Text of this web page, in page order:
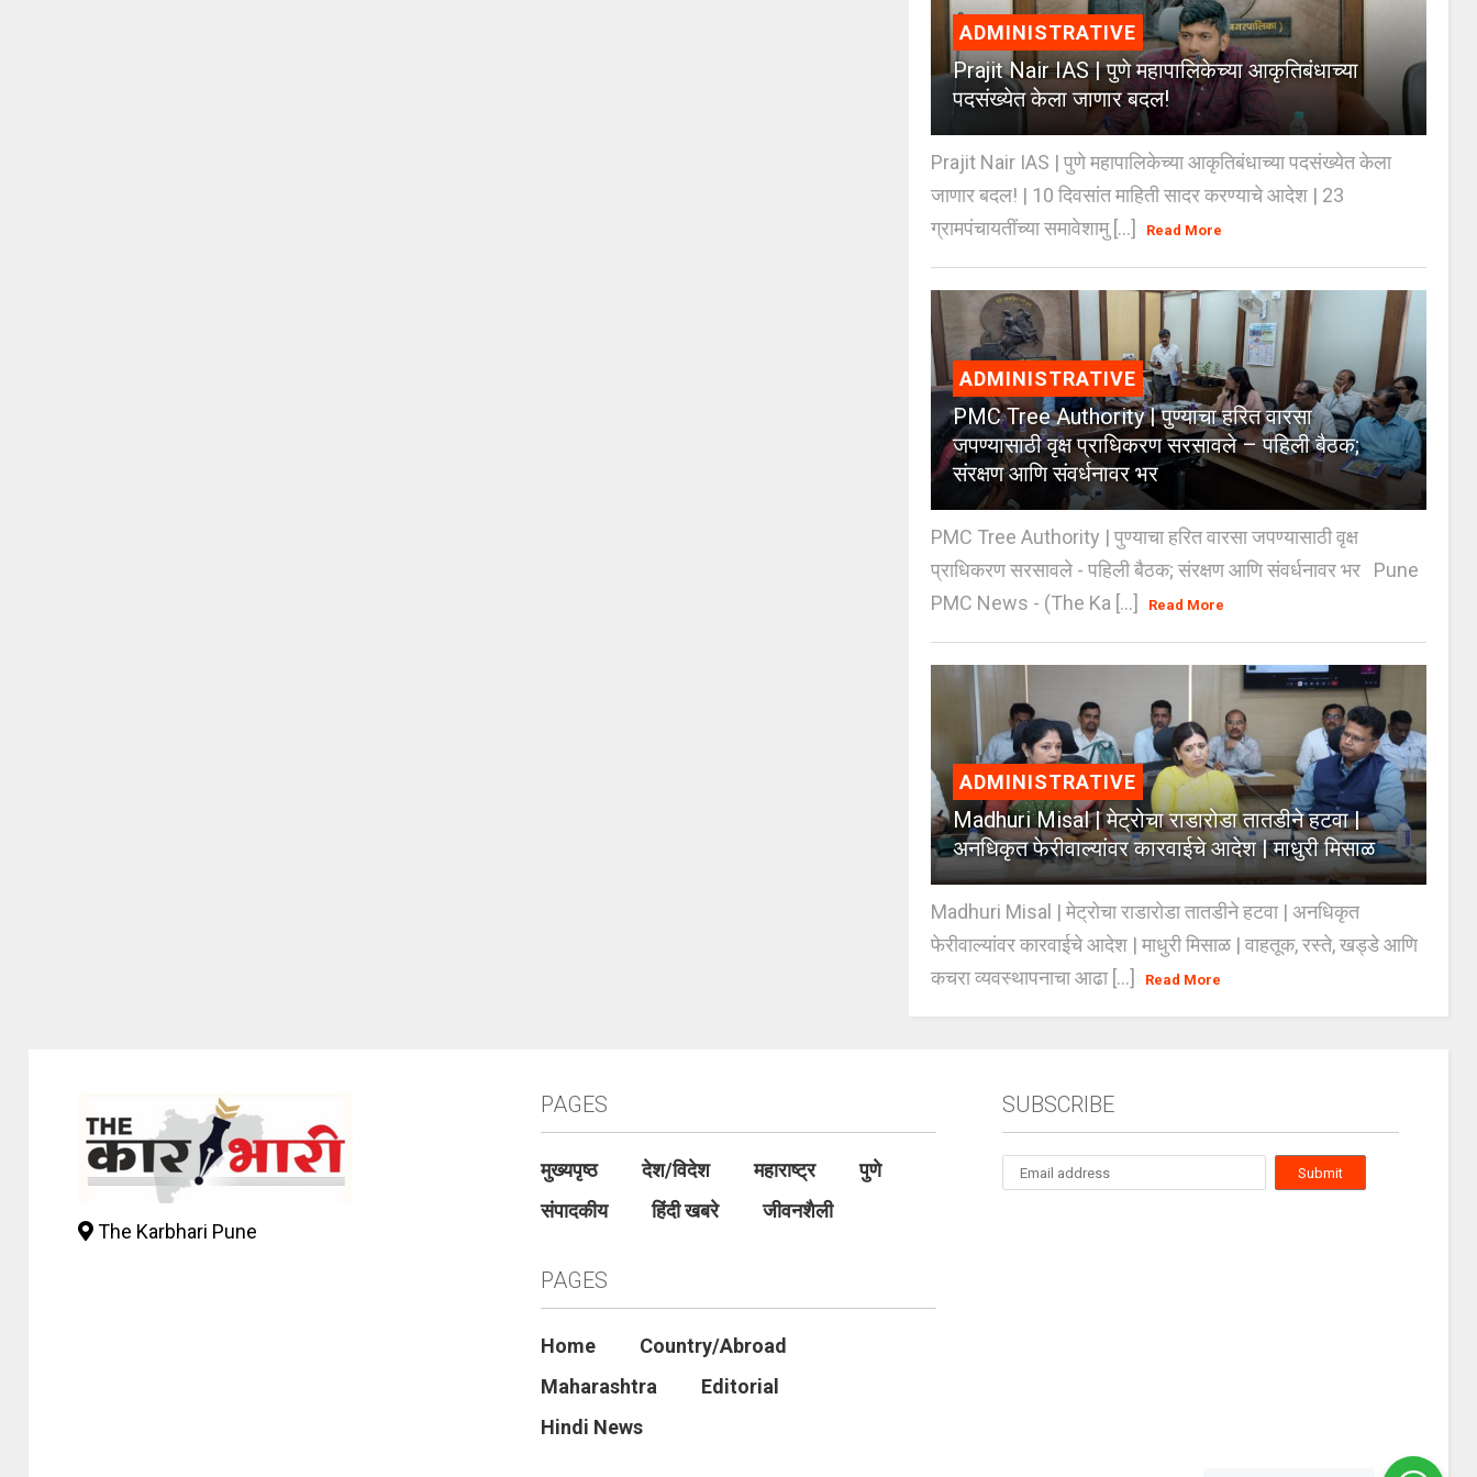
ADMINISTRATIVE
Prajit Nair IAS | पुणे महापालिकेच्या आकृतिबंधाच्या
पदसंख्येत केला जाणार बदल!
Prajit Nair IAS | पुणे महापालिकेच्या आकृतिबंधाच्या पदसंख्येत केला
जाणार बदल! | 10 दिवसांत माहिती सादर करण्याचे आदेश | 23
ग्रामपंचायतींच्या समावेशामु [...]
Read More
ADMINISTRATIVE
PMC Tree Authority | पुण्याचा हरित वारसा
जपण्यासाठी वृक्ष प्राधिकरण सरसावले – पहिली बैठक;
संरक्षण आणि संवर्धनावर भर
PMC Tree Authority | पुण्याचा हरित वारसा जपण्यासाठी वृक्ष
प्राधिकरण सरसावले - पहिली बैठक; संरक्षण आणि संवर्धनावर भर Pune
PMC News - (The Ka [...]
Read More
ADMINISTRATIVE
Madhuri Misal | मेट्रोचा राडारोडा तातडीने हटवा |
अनधिकृत फेरीवाल्यांवर कारवाईचे आदेश | माधुरी मिसाळ
Madhuri Misal | मेट्रोचा राडारोडा तातडीने हटवा | अनधिकृत
फेरीवाल्यांवर कारवाईचे आदेश | माधुरी मिसाळ | वाहतूक, रस्ते, खड्डे आणि
कचरा व्यवस्थापनाचा आढा [...]
Read More
The Karbhari Pune
PAGES
मुख्यपृष्ठ देश/विदेश महाराष्ट्र
पुणे
संपादकीय
हिंदी खबरे जीवनशैली
PAGES
Home
Country/Abroad
Maharashtra
Editorial
Hindi News
SUBSCRIBE